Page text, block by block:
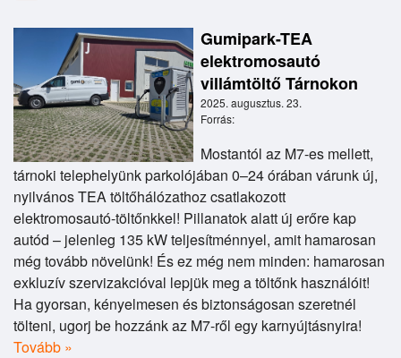
Gumipark-TEA
elektromosautó
villámtöltő Tárnokon
2025. augusztus. 23.
Forrás:
Mostantól az M7-es mellett,
tárnoki telephelyünk parkolójában 0–24 órában várunk új,
nyilvános TEA töltőhálózathoz csatlakozott
elektromosautó-töltőnkkel! Pillanatok alatt új erőre kap
autód – jelenleg 135 kW teljesítménnyel, amit hamarosan
még tovább növelünk! És ez még nem minden: hamarosan
exkluzív szervizakcióval lepjük meg a töltőnk használóit!
Ha gyorsan, kényelmesen és biztonságosan szeretnél
tölteni, ugorj be hozzánk az M7-ről egy karnyújtásnyira!
Tovább »